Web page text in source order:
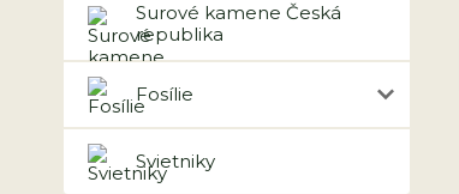
Surové kamene Česká
republika
Fosílie
Svietniky